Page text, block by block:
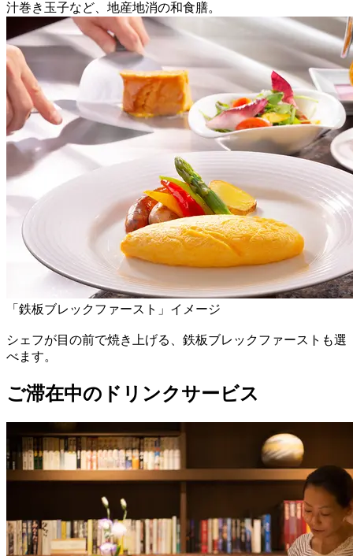
汁巻き玉子など、地産地消の和食膳。
「鉄板ブレックファースト」イメージ
シェフが目の前で焼き上げる、鉄板ブレックファーストも選
べます。
ご滞在中のドリンクサービス